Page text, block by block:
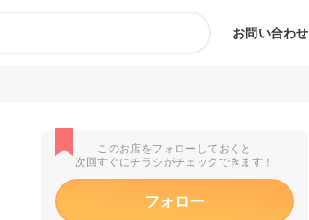
お問い合わせ
このお店をフォローしておくと
次回すぐにチラシがチェックできます！
フォロー